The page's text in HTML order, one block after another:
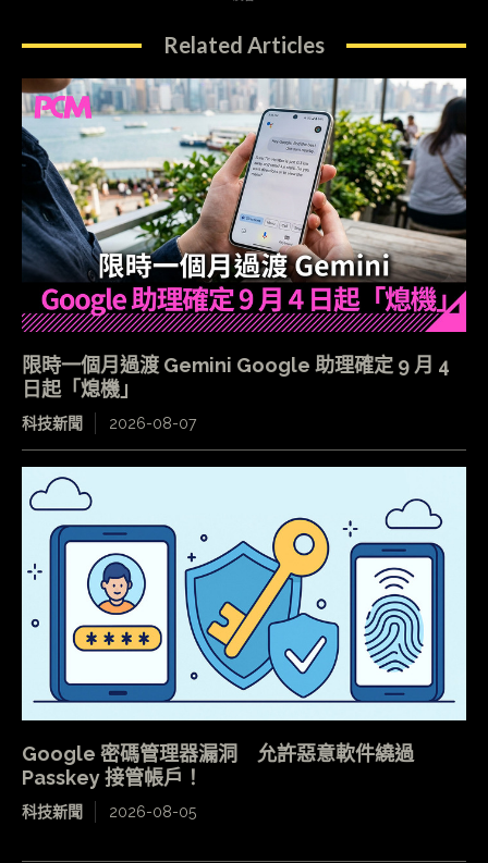
Related Articles
限時一個月過渡 Gemini Google 助理確定 9 月 4
日起「熄機」
科技新聞 2026-08-07
Google 密碼管理器漏洞 允許惡意軟件繞過
Passkey 接管帳戶！
科技新聞 2026-08-05